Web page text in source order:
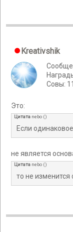
Kreativshik
Cовы:
Это:
Цитата nebo ()
Если
не является
Цитата nebo ()
то не